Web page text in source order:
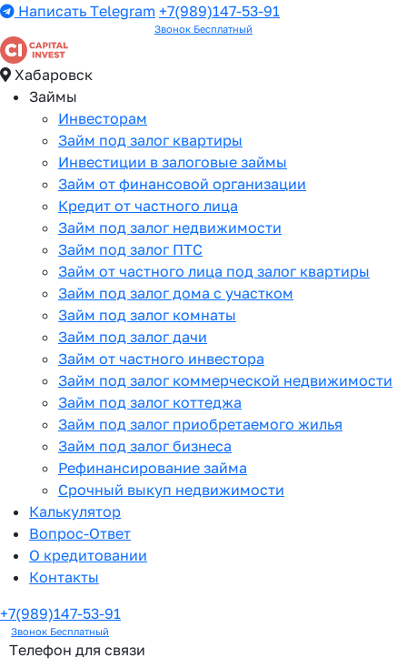
Написать Telegram +7(989)147-53-91
Звонок Бесплатный
Хабаровск
Займы
Инвесторам
Займ под залог квартиры
Инвестиции в залоговые займы
Займ от финансовой организации
Кредит от частного лица
Займ под залог недвижимости
Займ под залог ПТС
Займ от частного лица под залог квартиры
Займ под залог дома с участком
Займ под залог комнаты
Займ под залог дачи
Займ от частного инвестора
Займ под залог коммерческой недвижимости
Займ под залог коттеджа
Займ под залог приобретаемого жилья
Займ под залог бизнеса
Рефинансирование займа
Срочный выкуп недвижимости
Калькулятор
Вопрос-Ответ
О кредитовании
Контакты
+7(989)147-53-91
Звонок Бесплатный
Телефон для связи